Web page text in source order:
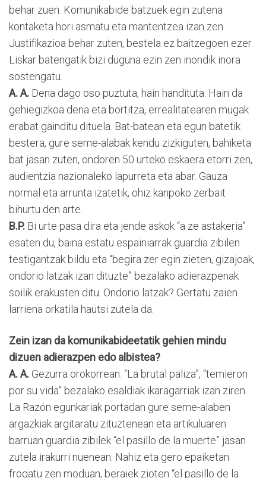
behar zuen. Komunikabide batzuek egin zutena
kontaketa hori asmatu eta mantentzea izan zen.
Justifikazioa behar zuten, bestela ez baitzegoen ezer.
Liskar batengatik bizi duguna ezin zen inondik inora
sostengatu.
A. A. Dena dago oso puztuta, hain handituta. Hain da
gehiegizkoa dena eta bortitza, errealitatearen mugak
erabat gainditu dituela. Bat-batean eta egun batetik
bestera, gure seme-alabak kendu zizkiguten, bahiketa
bat jasan zuten, ondoren 50 urteko eskaera etorri zen,
audientzia nazionaleko lapurreta eta abar. Gauza
normal eta arrunta izatetik, ohiz kanpoko zerbait
bihurtu den arte.
B.P. Bi urte pasa dira eta jende askok “a ze astakeria”
esaten du, baina estatu espainiarrak guardia zibilen
testigantzak bildu eta “begira zer egin zieten, gizajoak,
ondorio latzak izan dituzte” bezalako adierazpenak
soilik erakusten ditu. Ondorio latzak? Gertatu zaien
larriena orkatila hautsi zutela da.
Zein izan da komunikabideetatik gehien mindu
dizuen adierazpen edo albistea?
A. A. Gezurra orokorrean. “La brutal paliza”, “temieron
por su vida” bezalako esaldiak ikaragarriak izan ziren.
La Razón egunkariak portadan gure seme-alaben
argazkiak argitaratu zituztenean eta artikuluaren
barruan guardia zibilek “el pasillo de la muerte” jasan
zutela irakurri nuenean. Nahiz eta gero epaiketan
frogatu zen moduan, beraiek zioten “el pasillo de la